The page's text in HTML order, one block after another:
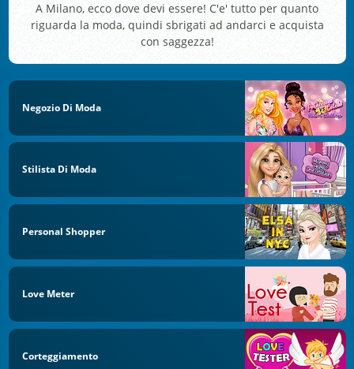
A Milano, ecco dove devi essere! C'e' tutto per quanto
riguarda la moda, quindi sbrigati ad andarci e acquista
con saggezza!
Negozio Di Moda
Stilista Di Moda
Personal Shopper
Love Meter
Corteggiamento